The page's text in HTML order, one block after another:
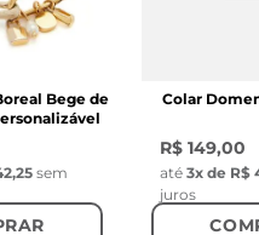
Bege de
sem
Colar
R$ 149,00
até 3x de R$
juros